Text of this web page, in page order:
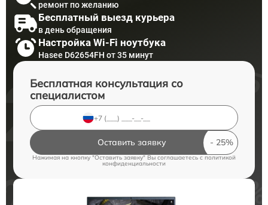
ремонт по желанию
Бесплатный выезд курьера
в день обращения
Настройка Wi-Fi ноутбука
Hasee D62654FH от 35 минут
Бесплатная консультация со
специалистом
Оставить заявку
Нажимая на кнопку "Оставить заявку" Вы соглашаетесь cполитикой
конфиденциальности